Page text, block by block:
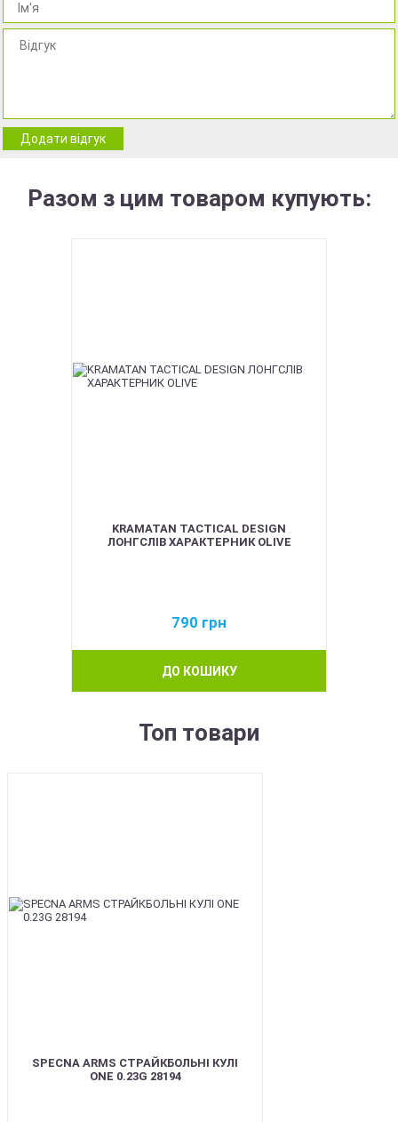
Додати відгук
Разом з цим товаром купують:
KRAMATAN TACTICAL DESIGN
ЛОНГСЛІВ ХАРАКТЕРНИК OLIVE
790 грн
ДО КОШИКУ
Топ товари
SPECNA ARMS СТРАЙКБОЛЬНІ КУЛІ
ONE 0.23G 28194